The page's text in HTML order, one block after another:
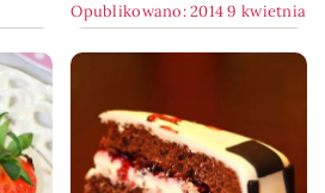
Opublikowano: 2014 9 kwietnia